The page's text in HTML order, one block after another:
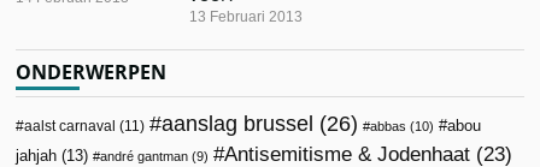
13 Februari 2013
ONDERWERPEN
aalst carnaval (11) aanslag brussel (26) abbas (10)
abou
jahjah (13) andré gantman (9) Antisemitisme & Jodenhaat (23)